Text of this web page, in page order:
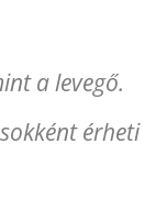
a levegő.
érheti